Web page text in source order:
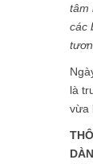
tâm
các
là
vừa